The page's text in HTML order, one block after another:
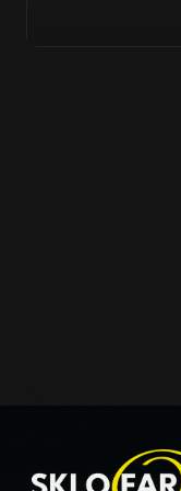
як це часто
заощадити та